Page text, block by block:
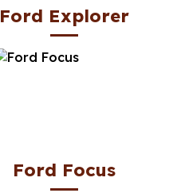
Ford Explorer
Ford Focus